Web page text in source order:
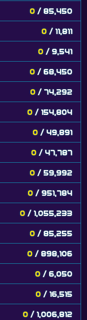
0 / 85,450
0 / 11,811
0 / 9,541
0 / 68,450
0 / 74,292
0 / 154,804
0 / 49,891
0 / 47,787
0 / 59,992
0 / 951,784
0 / 1,055,233
0 / 85,255
0 / 898,106
0 / 6,050
0 / 16,515
0 / 1,006,812